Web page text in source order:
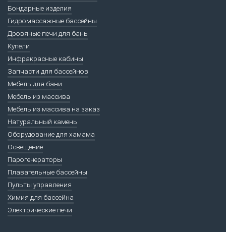
Бондарные изделия
Гидромассажные бассейны
Дровяные печи для бань
Купели
Инфракрасные кабины
Запчасти для бассейнов
Мебель для бани
Мебель из массива
Мебель из массива на заказ
Натуральный камень
Оборудование для хамама
Освещение
Парогенераторы
Плавательные бассейны
Пульты управления
Химия для бассейна
Электрические печи